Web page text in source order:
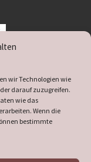
wir Technologien wie
darauf zuzugreifen.
wie das
Wenn die
bestimmte